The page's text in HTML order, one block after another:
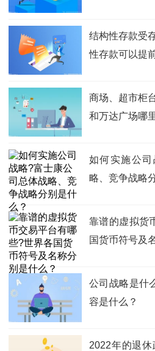
结构性存款受
性存款可以提
商场、超市柜
和万达广场哪
如何实施公
略、竞争战略
靠谱的虚拟货
国货币符号及
公司战略是什
容是什么？
2022年的退